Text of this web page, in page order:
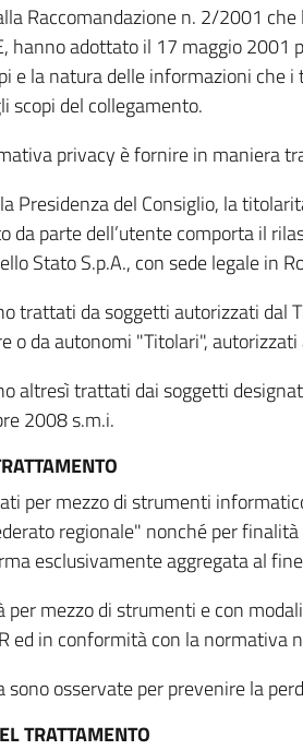
Raccomandazione n. 2/2001
hanno adottato il 17 maggio 2001
e la natura delle informazioni
scopi del collegamento.
privacy è fornire in maniera
Presidenza del Consiglio, la
da parte dell’utente comporta il
Stato S.p.A., con sede legale in
trattati da soggetti autorizzati
o da autonomi "Titolari",
altresì trattati dai soggetti
2008 s.m.i.
per mezzo di strumenti
regionale" nonché per
esclusivamente aggregata al
mezzo di strumenti e con
ed in conformità con la normativa
sono osservate per prevenire la
TRATTAMENTO